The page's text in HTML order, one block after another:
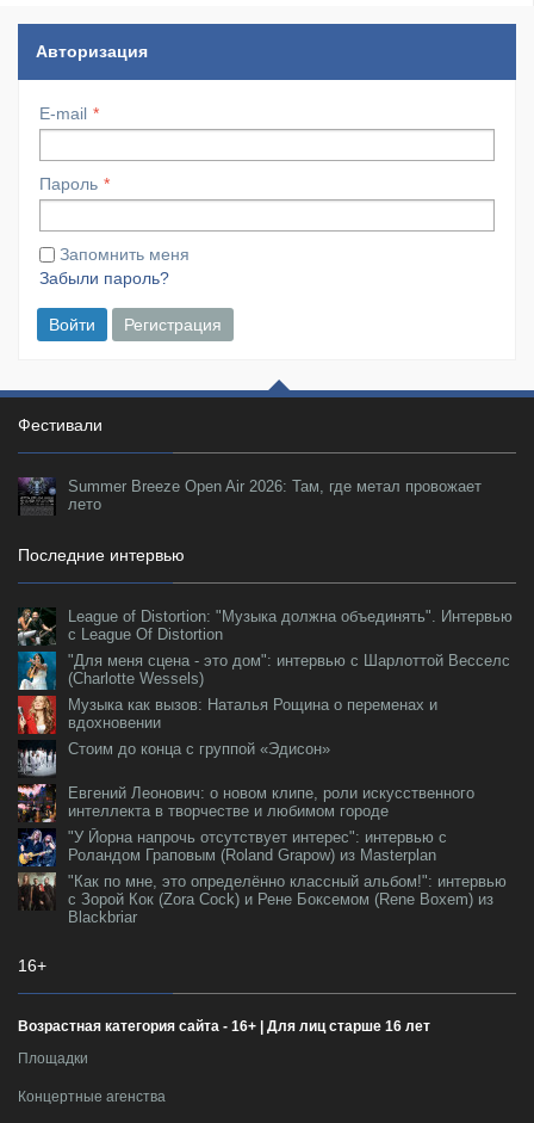
Авторизация
E-mail
Пароль
Запомнить меня
Забыли пароль?
Войти Регистрация
Фестивали
Summer Breeze Open Air 2026: Там, где метал провожает
лето
Последние интервью
League of Distortion: "Музыка должна объединять". Интервью
с League Of Distortion
"Для меня сцена - это дом": интервью с Шарлоттой Весселс
(Charlotte Wessels)
Музыка как вызов: Наталья Рощина о переменах и
вдохновении
Стоим до конца с группой «Эдисон»
Евгений Леонович: о новом клипе, роли искусственного
интеллекта в творчестве и любимом городе
"У Йорна напрочь отсутствует интерес": интервью с
Роландом Граповым (Roland Grapow) из Masterplan
"Как по мне, это определённо классный альбом!": интервью
с Зорой Кок (Zora Cock) и Рене Боксемом (Rene Boxem) из
Blackbriar
16+
Возрастная категория сайта - 16+ | Для лиц старше 16 лет
Площадки
Концертные агенства